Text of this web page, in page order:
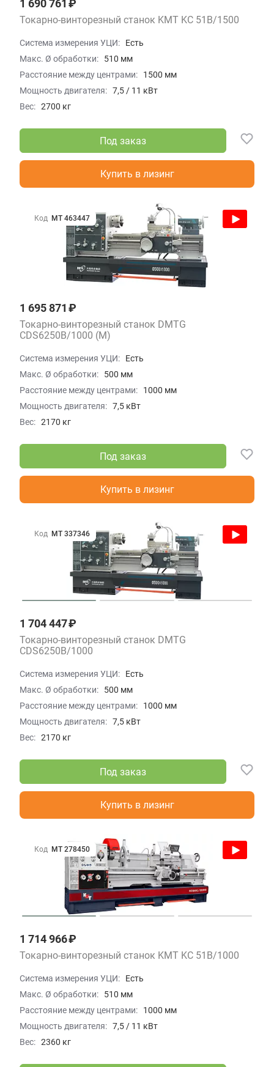
1 690 761 ₽
Токарно-винторезный станок KMT KC 51B/1500
Система измерения УЦИ:
Есть
Макс. Ø обработки:
510 мм
Расстояние между центрами:
1500 мм
Мощность двигателя: 7,5 / 11 кВт
Вес: 2700 кг
Под заказ
Купить в лизинг
1 695 871 ₽
Токарно-винторезный станок DMTG
CDS6250B/1000 (M)
Система измерения УЦИ:
Есть
Макс. Ø обработки:
500 мм
Расстояние между центрами:
1000 мм
Мощность двигателя: 7,5 кВт
Вес: 2170 кг
Под заказ
Купить в лизинг
Код МТ 463447
1 704 447 ₽
Токарно-винторезный станок DMTG
CDS6250B/1000
Система измерения УЦИ:
Есть
Макс. Ø обработки:
500 мм
Расстояние между центрами:
1000 мм
Мощность двигателя: 7,5 кВт
Вес: 2170 кг
Под заказ
Купить в лизинг
Код МТ 337346
1 714 966 ₽
Токарно-винторезный станок KMT KC 51B/1000
Система измерения УЦИ:
Есть
Макс. Ø обработки:
510 мм
Расстояние между центрами:
1000 мм
Мощность двигателя: 7,5 / 11 кВт
Вес: 2360 кг
Код МТ 278450